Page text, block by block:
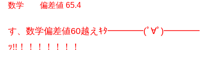
数学 偏差値 65.4
す、数学偏差値60越えｷﾀ━━━━(ﾟ∀ﾟ)━━━━
ｯ!!！！！！！！！